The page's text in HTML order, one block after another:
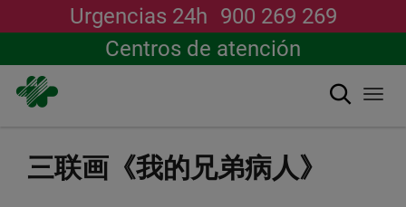
Urgencias 24h 900 269 269
Centros de atención
搜索
三联画《我的兄弟病人》